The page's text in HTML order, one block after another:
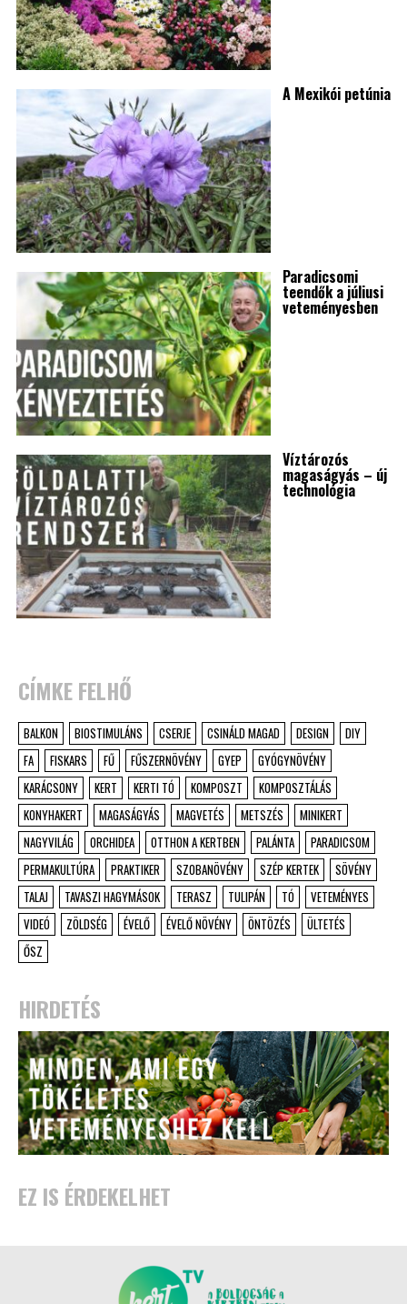
A Mexikói petúnia
Paradicsomi
teendők a júliusi
veteményesben
Víztározós
magaságyás – új
technológia
CÍMKE FELHŐ
BALKON BIOSTIMULÁNS CSERJE CSINÁLD MAGAD DESIGN
DIY
FA
FISKARS FŰ FŰSZERNÖVÉNY GYEP
GYÓGYNÖVÉNY
KARÁCSONY
KERT KERTI TÓ KOMPOSZT
KOMPOSZTÁLÁS
KONYHAKERT
MAGASÁGYÁS MAGVETÉS METSZÉS
MINIKERT
NAGYVILÁG
ORCHIDEA OTTHON A KERTBEN PALÁNTA
PARADICSOM
PERMAKULTÚRA
PRAKTIKER SZOBANÖVÉNY SZÉP KERTEK
SÖVÉNY
TALAJ
TAVASZI HAGYMÁSOK TERASZ TULIPÁN TÓ
VETEMÉNYES
VIDEÓ
ZÖLDSÉG ÉVELŐ ÉVELŐ NÖVÉNY ÖNTÖZÉS
ÜLTETÉS
ŐSZ
HIRDETÉS
EZ IS ÉRDEKELHET